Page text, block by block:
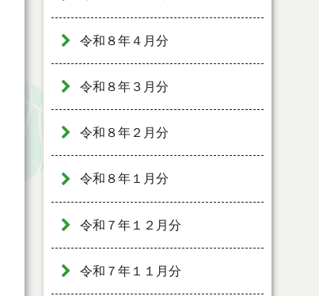
令和８年４月分
令和８年３月分
令和８年２月分
令和８年１月分
令和７年１２月分
令和７年１１月分